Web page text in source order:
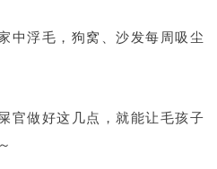
中浮毛，狗窝、沙发每周吸尘
官做好这几点，就能让毛孩子